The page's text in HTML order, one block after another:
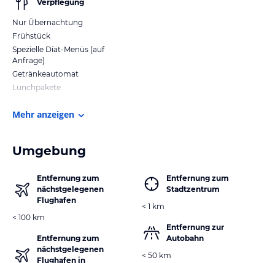
Verpflegung
Nur Übernachtung
Frühstück
Spezielle Diät-Menüs (auf
Anfrage)
Getränkeautomat
Lunchpakete
Mehr anzeigen
Umgebung
Entfernung zum
nächstgelegenen
Flughafen
< 100 km
Entfernung zum
nächstgelegenen
Flughafen in
Entfernung zum
Stadtzentrum
< 1 km
Entfernung zur
Autobahn
< 50 km